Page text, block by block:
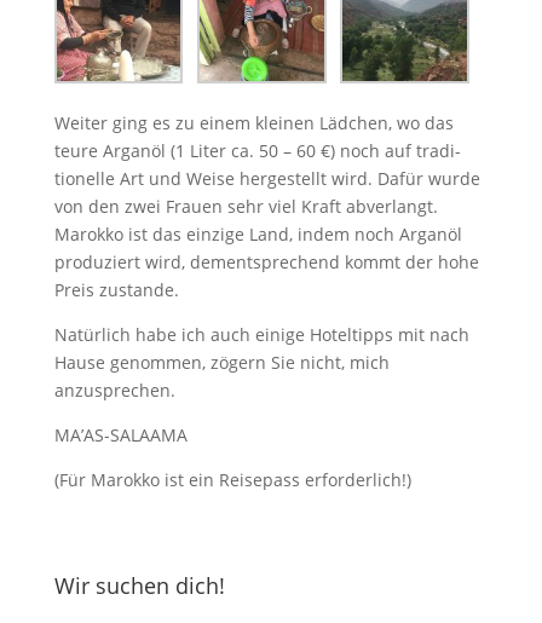
Weit­er ging es zu einem kleinen Läd­chen, wo das
teure Arganöl (1 Liter ca. 50 – 60 €) noch auf tra­di­
tionelle Art und Weise hergestellt wird. Dafür wurde
von den zwei Frauen sehr viel Kraft abver­langt.
Marokko ist das einzige Land, indem noch Arganöl
pro­duziert wird, dementsprechend kommt der hohe
Preis zustande.
Natür­lich habe ich auch einige Hoteltipps mit nach
Hause genom­men, zögern Sie nicht, mich
anzusprechen.
MA’AS-SALAAMA
(Für Marokko ist ein Reisep­a­ss erforderlich!)
Wir suchen dich!